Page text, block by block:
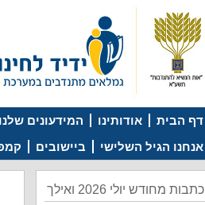
דף הבית אודותינו המידעונים שלנו
אנחנו הגיל השלישי
ביישובים
כתבות מחודש יולי 2026 ואילך